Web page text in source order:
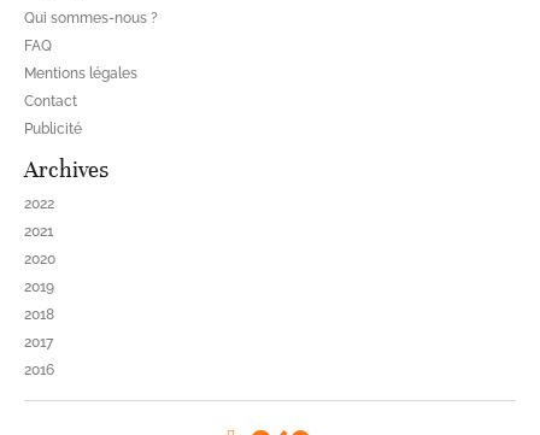
Qui sommes-nous ?
FAQ
Mentions légales
Contact
Publicité
Archives
2022
2021
2020
2019
2018
2017
2016